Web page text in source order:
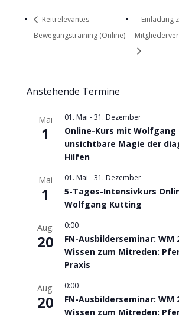
Reitrelevantes
Bewegungstraining (Online)
Einladung
Anstehende Termine
Mai
1
01. Mai -31. Dezember
Online-Kurs mit Wolfgang
unsichtbare Magie der
Hilfen
Mai
1
01. Mai -31. Dezember
5-Tages-Intensivkurs
Wolfgang Kutting
Aug.
20
0:00
FN-Ausbilderseminar: WM
Wissen zum Mitreden:
Praxis
Aug.
20
0:00
FN-Ausbilderseminar: WM
Wissen zum Mitreden: